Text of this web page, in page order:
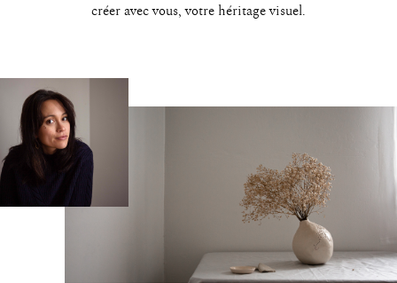
créer avec vous, votre héritage visuel.
Journal
Professionnels